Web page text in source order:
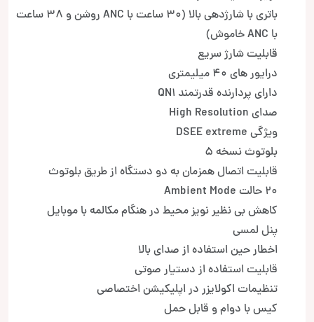
باتری با شارژدهی بالا (30 ساعت با ANC روشن و 38 ساعت
با ANC خاموش)
قابلیت شارژ سریع
درایور های 40 میلیمتری
دارای پردارنده قدرتمند QN1
صدای High Resolution
ویژگی DSEE extreme
بلوتوث نسخه 5
قابلیت اتصال همزمان به دو دستگاه از طریق بلوتوث
20 حالت Ambient Mode
کاهش بی نظیر نویز محیط در هنگام مکالمه با موبایل
پنل لمسی
اخطار حین استفاده از صدای بالا
قابلیت استفاده از دستیار صوتی
تنظیمات اکولایزر در اپلیکیشن اختصاصی
کیس با دوام و قابل حمل